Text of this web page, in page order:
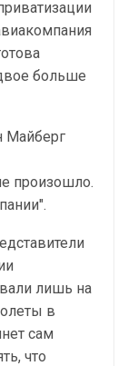
больше
Майберг
произошло.
лишь на
в
сам
что